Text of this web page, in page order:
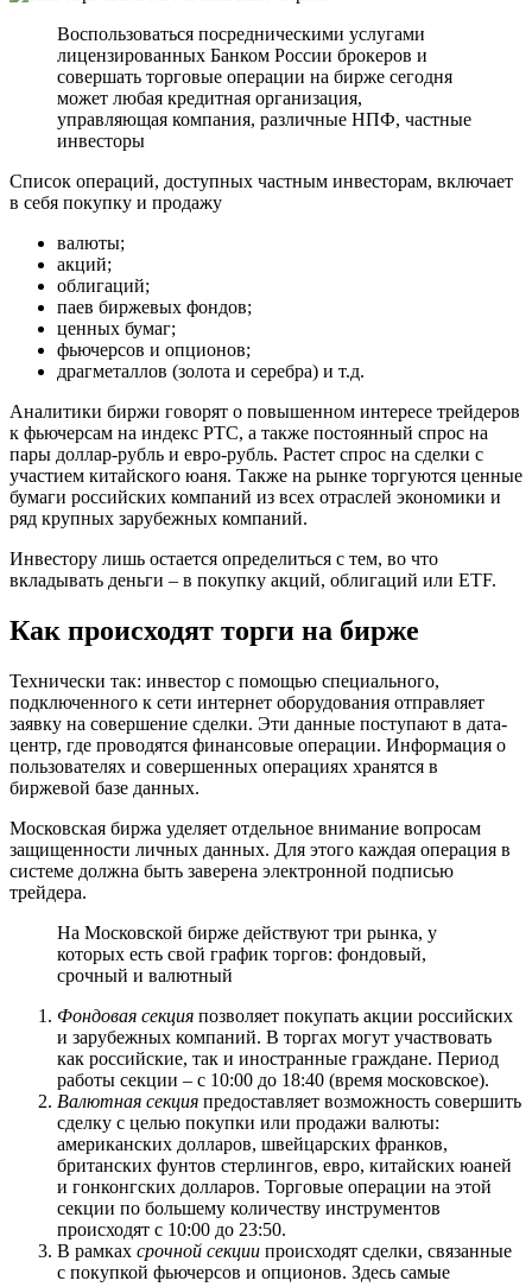
Воспользоваться посредническими услугами
лицензированных Банком России брокеров и
совершать торговые операции на бирже сегодня
может любая кредитная организация,
управляющая компания, различные НПФ, частные
инвесторы
Список операций, доступных частным инвесторам, включает
в себя покупку и продажу
валюты;
акций;
облигаций;
паев биржевых фондов;
ценных бумаг;
фьючерсов и опционов;
драгметаллов (золота и серебра) и т.д.
Аналитики биржи говорят о повышенном интересе трейдеров
к фьючерсам на индекс РТС, а также постоянный спрос на
пары доллар-рубль и евро-рубль. Растет спрос на сделки с
участием китайского юаня. Также на рынке торгуются ценные
бумаги российских компаний из всех отраслей экономики и
ряд крупных зарубежных компаний.
Инвестору лишь остается определиться с тем, во что
вкладывать деньги – в покупку акций, облигаций или ETF.
Как происходят торги на бирже
Технически так: инвестор с помощью специального,
подключенного к сети интернет оборудования отправляет
заявку на совершение сделки. Эти данные поступают в дата-
центр, где проводятся финансовые операции. Информация о
пользователях и совершенных операциях хранятся в
биржевой базе данных.
Московская биржа уделяет отдельное внимание вопросам
защищенности личных данных. Для этого каждая операция в
системе должна быть заверена электронной подписью
трейдера.
На Московской бирже действуют три рынка, у
которых есть свой график торгов: фондовый,
срочный и валютный
Фондовая секция позволяет покупать акции российских
и зарубежных компаний. В торгах могут участвовать
как российские, так и иностранные граждане. Период
работы секции – с 10:00 до 18:40 (время московское).
Валютная секция предоставляет возможность совершить
сделку с целью покупки или продажи валюты:
американских долларов, швейцарских франков,
британских фунтов стерлингов, евро, китайских юаней
и гонконгских долларов. Торговые операции на этой
секции по большему количеству инструментов
происходят с 10:00 до 23:50.
В рамках срочной секции происходят сделки, связанные
с покупкой фьючерсов и опционов. Здесь самые